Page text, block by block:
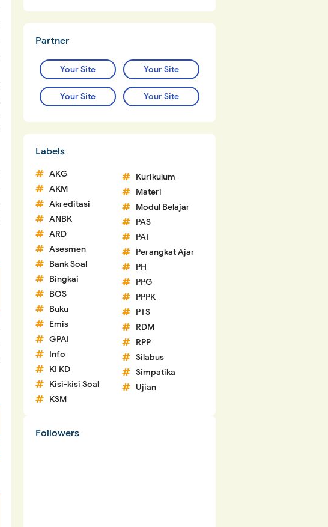
Partner
Your Site Your Site
Your Site Your Site
Labels
AKG
AKM
Akreditasi
ANBK
ARD
Asesmen
Bank Soal
Bingkai
BOS
Buku
Emis
GPAI
Info
KI KD
Kisi-kisi Soal
KSM
Kurikulum
Materi
Modul Belajar
PAS
PAT
Perangkat Ajar
PH
PPG
PPPK
PTS
RDM
RPP
Silabus
Simpatika
Ujian
Followers